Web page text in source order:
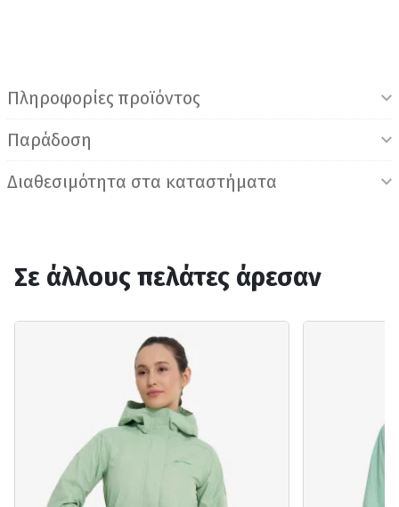
Πληροφορίες προϊόντος
Παράδοση
Διαθεσιμότητα στα καταστήματα
Σε άλλους πελάτες άρεσαν